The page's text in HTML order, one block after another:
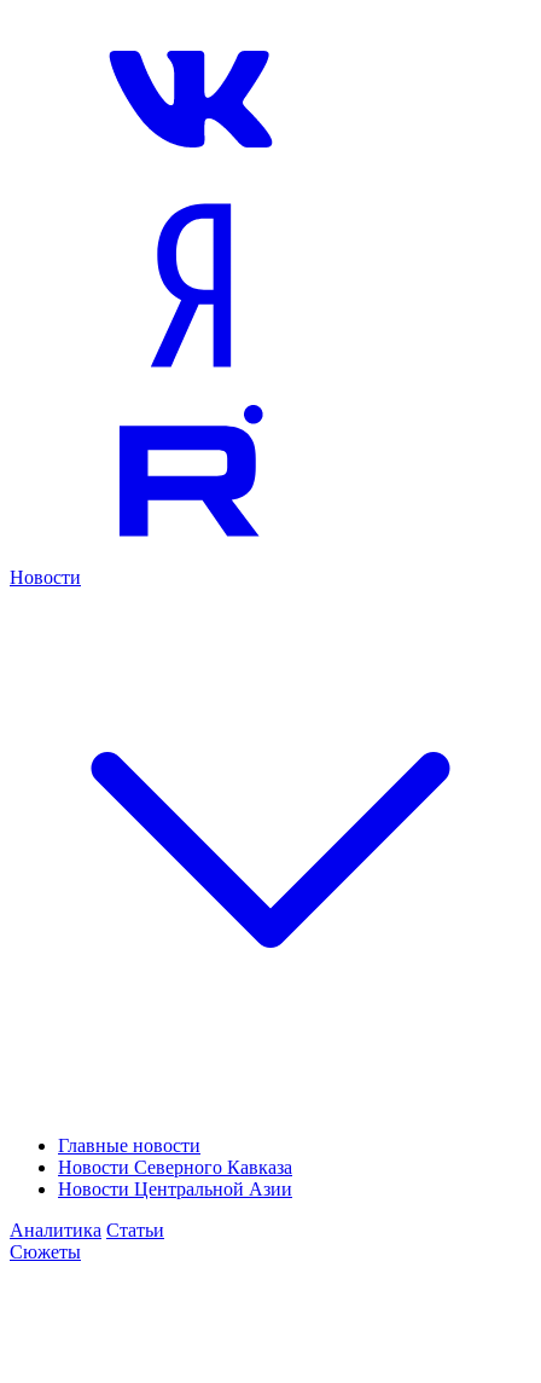
Новости
Главные новости
Новости Северного Кавказа
Новости Центральной Азии
Аналитика Статьи
Сюжеты